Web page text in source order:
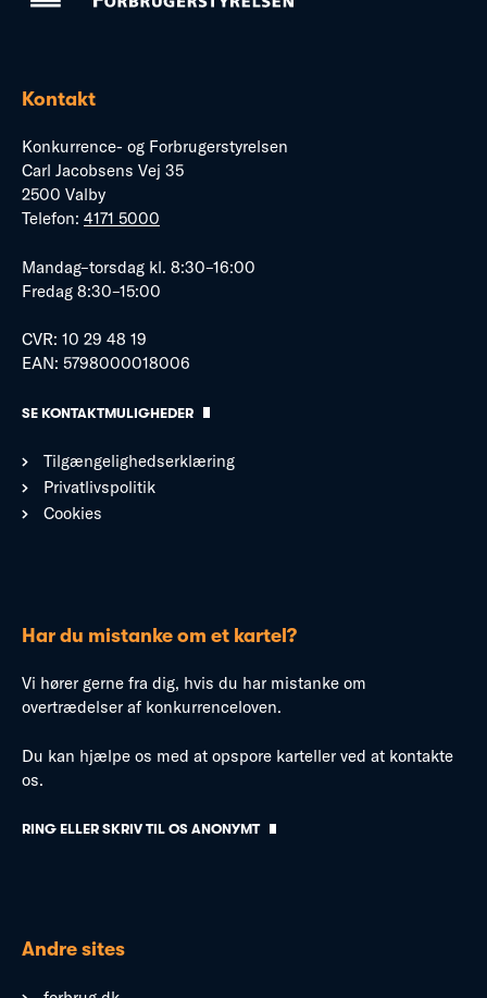
Kontakt
Konkurrence- og Forbrugerstyrelsen
Carl Jacobsens Vej 35
2500 Valby
Telefon: 4171 5000
Mandag–torsdag kl. 8:30–16:00
Fredag 8:30–15:00
CVR: 10 29 48 19
EAN: 5798000018006
SE KONTAKTMULIGHEDER
Tilgængelighedserklæring
Privatlivspolitik
Cookies
Har du mistanke om et kartel?
Vi hører gerne fra dig, hvis du har mistanke om
overtrædelser af konkurrenceloven.
Du kan hjælpe os med at opspore karteller ved at kontakte
os.
RING ELLER SKRIV TIL OS ANONYMT
Andre sites